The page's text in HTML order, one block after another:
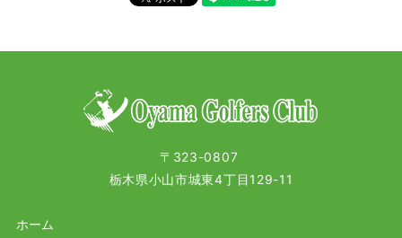
〒323-0807
栃木県小山市城東4丁目129-11
ホーム